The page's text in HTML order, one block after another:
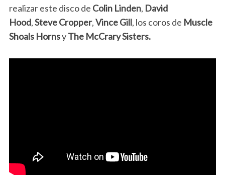
realizar este disco de Colin Linden, David
Hood,Steve Cropper,Vince Gill, los coros de Muscle
Shoals HornsyThe McCrary Sisters.